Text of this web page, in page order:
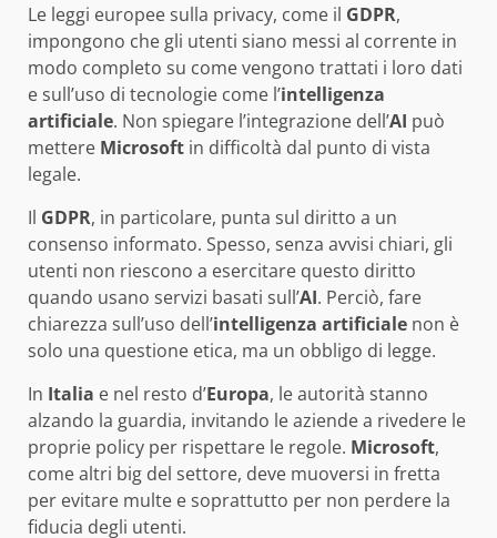
Le leggi europee sulla privacy, come il GDPR,
impongono che gli utenti siano messi al corrente in
modo completo su come vengono trattati i loro dati
e sull’uso di tecnologie come l’intelligenza
artificiale. Non spiegare l’integrazione dell’AI può
mettere Microsoft in difficoltà dal punto di vista
legale.
Il GDPR, in particolare, punta sul diritto a un
consenso informato. Spesso, senza avvisi chiari, gli
utenti non riescono a esercitare questo diritto
quando usano servizi basati sull’AI. Perciò, fare
chiarezza sull’uso dell’intelligenza artificiale non è
solo una questione etica, ma un obbligo di legge.
In Italia e nel resto d’Europa, le autorità stanno
alzando la guardia, invitando le aziende a rivedere le
proprie policy per rispettare le regole. Microsoft,
come altri big del settore, deve muoversi in fretta
per evitare multe e soprattutto per non perdere la
fiducia degli utenti.